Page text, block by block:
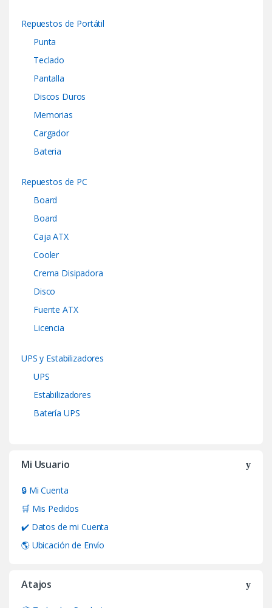
Repuestos de Portátil
Punta
Teclado
Pantalla
Discos Duros
Memorias
Cargador
Bateria
Repuestos de PC
Board
Board
Caja ATX
Cooler
Crema Disipadora
Disco
Fuente ATX
Licencia
UPS y Estabilizadores
UPS
Estabilizadores
Batería UPS
Mi Usuario
🔒 Mi Cuenta
🛒 Mis Pedidos
✔️ Datos de mi Cuenta
🌎 Ubicación de Envío
Atajos